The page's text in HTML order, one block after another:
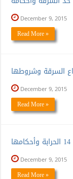
December 9, 2015
Read More »
December 9, 2015
Read More »
December 9, 2015
Read More »